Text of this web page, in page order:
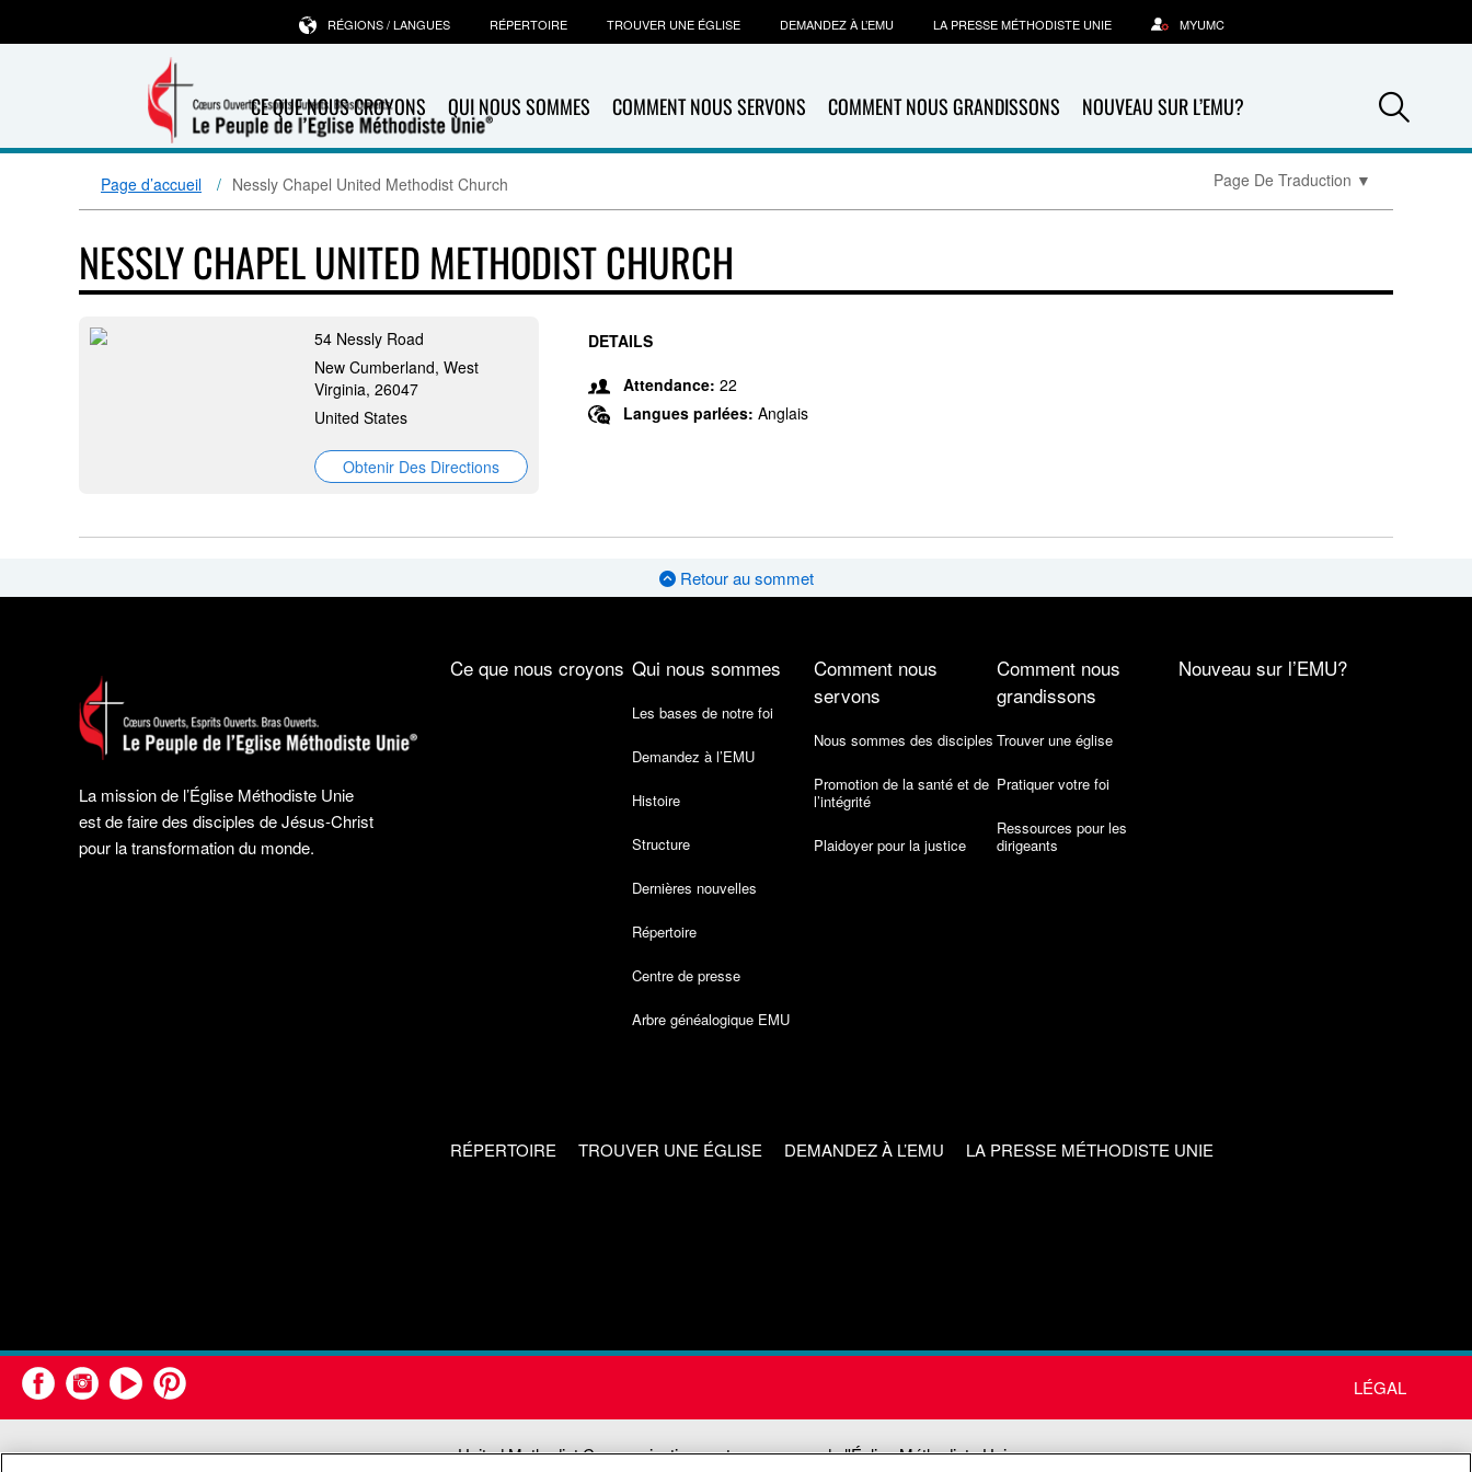
CE QUE NOUS CROYONS QUI NOUS SOMMES COMMENT NOUS SERVONS COMMENT NOUS GRANDISSONS NOUVEAU SUR L’EMU?
RÉGIONS / LANGUES RÉPERTOIRE TROUVER UNE ÉGLISE DEMANDEZ À L’EMU LA PRESSE MÉTHODISTE UNIE MYUMC
Page d’accueil Nessly Chapel United Methodist Church Page De Traduction ▼
NESSLY CHAPEL UNITED METHODIST CHURCH
54 Nessly Road
New Cumberland, West
Virginia, 26047
United States
Obtenir Des Directions
DETAILS
Attendance: 22
Langues parlées: Anglais
Retour au sommet
La mission de l’Église Méthodiste Unie
est de faire des disciples de Jésus-Christ
pour la transformation du monde.
Ce que nous croyons Qui nous sommes
Les bases de notre foi
Demandez à l’EMU
Histoire
Structure
Dernières nouvelles
Répertoire
Centre de presse
Arbre généalogique EMU
Comment nous
servons
Nous sommes des disciples
Promotion de la santé et de
l’intégrité
Plaidoyer pour la justice
Comment nous
grandissons
Trouver une église
Pratiquer votre foi
Ressources pour les
dirigeants
Nouveau sur l’EMU?
RÉPERTOIRE TROUVER UNE ÉGLISE DEMANDEZ À L’EMU LA PRESSE MÉTHODISTE UNIE
LÉGAL
United Methodist Communications est une agence de l'Église Méthodiste Unie